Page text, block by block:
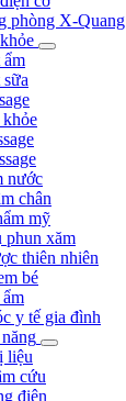
phòng X-Quang
nước
chân
mỹ
phun xăm
thiên nhiên
bé
y tế gia đình
liệu
cứu
điện